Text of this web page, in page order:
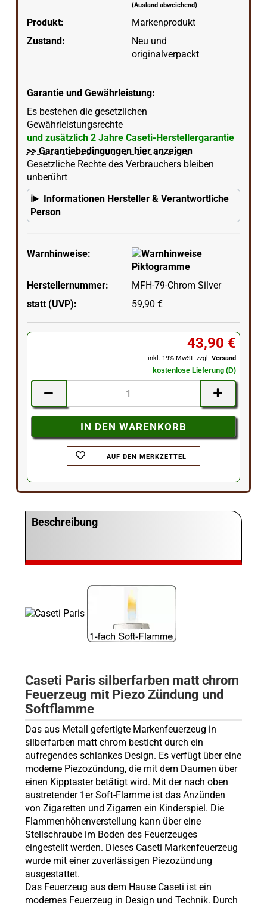
(Ausland abweichend)
Produkt:
Markenprodukt
Zustand:
Neu und
originalverpackt
Garantie und Gewährleistung:
Es bestehen die gesetzlichen
Gewährleistungsrechte
und zusätzlich 2 Jahre Caseti-Herstellergarantie
>> Garantiebedingungen hier anzeigen
Gesetzliche Rechte des Verbrauchers bleiben
unberührt
Informationen Hersteller & Verantwortliche
Person
Warnhinweise:
Herstellernummer:
MFH-79-Chrom Silver
statt (UVP):
59,90 €
43,90 €
inkl. 19% MwSt. zzgl.Versand
kostenlose Lieferung (D)
AUF DEN MERKZETTEL
Beschreibung
Caseti Paris silberfarben matt chrom
Feuerzeug mit Piezo Zündung und
Softflamme
Das aus Metall gefertigte Markenfeuerzeug in
silberfarben matt chrom besticht durch ein
aufregendes schlankes Design. Es verfügt über eine
moderne Piezozündung, die mit dem Daumen über
einen Kipptaster betätigt wird. Mit der nach oben
austretender 1er Soft-Flamme ist das Anzünden
von Zigaretten und Zigarren ein Kinderspiel. Die
Flammenhöhenverstellung kann über eine
Stellschraube im Boden des Feuerzeuges
eingestellt werden. Dieses Caseti Markenfeuerzeug
wurde mit einer zuverlässigen Piezozündung
ausgestattet.
Das Feuerzeug aus dem Hause Caseti ist ein
modernes Feuerzeug in Design und Technik. Durch